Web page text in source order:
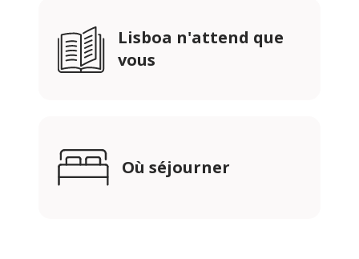
Lisboa n'attend que
vous
Où séjourner